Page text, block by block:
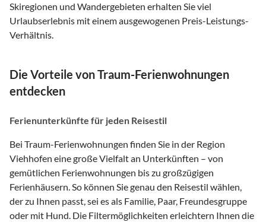
Skiregionen und Wandergebieten erhalten Sie viel
Urlaubserlebnis mit einem ausgewogenen Preis-Leistungs-
Verhältnis.
Die Vorteile von Traum-Ferienwohnungen
entdecken
Ferienunterkünfte für jeden Reisestil
Bei Traum-Ferienwohnungen finden Sie in der Region
Viehhofen eine große Vielfalt an Unterkünften – von
gemütlichen Ferienwohnungen bis zu großzügigen
Ferienhäusern. So können Sie genau den Reisestil wählen,
der zu Ihnen passt, sei es als Familie, Paar, Freundesgruppe
oder mit Hund. Die Filtermöglichkeiten erleichtern Ihnen die